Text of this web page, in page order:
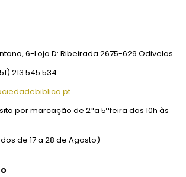
6-Loja D: Ribeirada 2675-629 Odivelas
213 545 534
por marcação de 2ªa 5ªfeira das 10h às
de 17 a 28 de Agosto)